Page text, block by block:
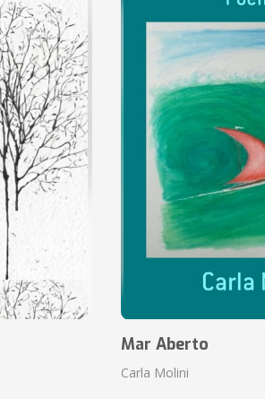
Mar Aberto
Carla Molini